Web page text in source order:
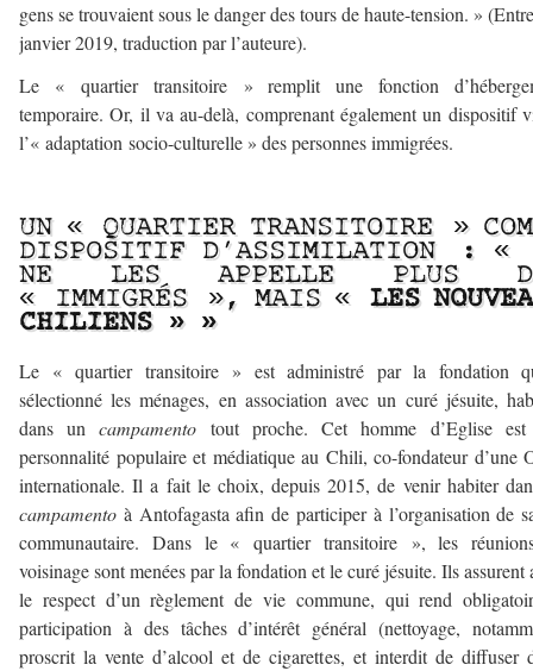
gens se trouvaient sous le danger des tours de haute-tension. »
janvier 2019, traduction par l’auteure).
Le « quartier transitoire » remplit une fonction
temporaire. Or, il va au-delà, comprenant également un dispositif
l’« adaptation socio-culturelle » des personnes immigrées.
UN « QUARTIER TRANSITOIRE »
DISPOSITIF D’ASSIMILATION : «
NE LES APPELLE PLUS
« IMMIGRÉS », MAIS « LES
CHILIENS » »
Le « quartier transitoire » est administré par la fondation
sélectionné les ménages, en association avec un curé jésuite,
dans uncampamento tout proche. Cet homme d’Eglise
personnalité populaire et médiatique au Chili, co-fondateur d’une
internationale. Il a fait le choix, depuis 2015, de venir habiter
campamento à Antofagasta afin de participer à l’organisation de
communautaire. Dans le « quartier transitoire », les
voisinage sont menées par la fondation et le curé jésuite. Ils assurent
le respect d’un règlement de vie commune, qui rend
participation à des tâches d’intérêt général (nettoyage,
proscrit la vente d’alcool et de cigarettes, et interdit de diffuser